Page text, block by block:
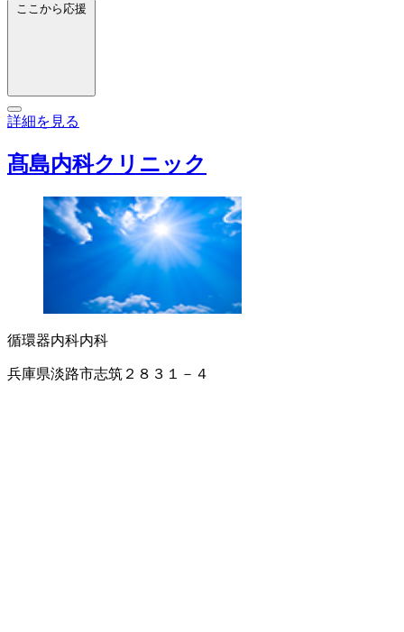
ここから応援
詳細を見る
髙島内科クリニック
循環器内科内科
兵庫県淡路市志筑２８３１－４